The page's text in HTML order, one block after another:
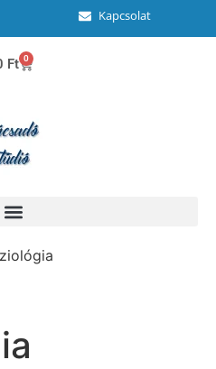
Kapcsolat
Ft 0